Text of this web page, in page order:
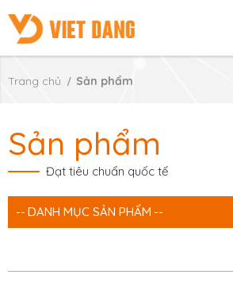
Trang chủ Sản phẩm
Sản phẩm
Đạt tiêu chuẩn quốc tế
DANH MỤC SẢN PHẨM